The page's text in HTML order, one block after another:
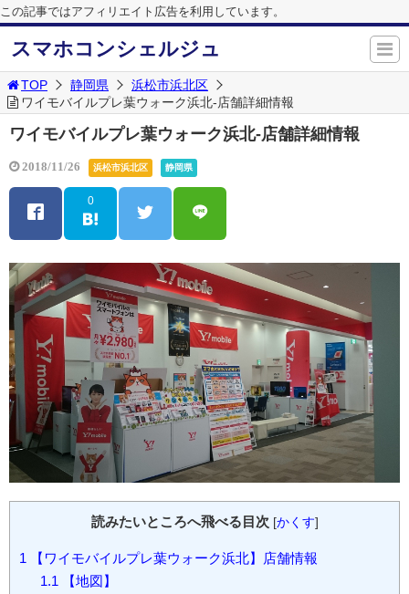
この記事ではアフィリエイト広告を利用しています。
スマホコンシェルジュ
TOP 静岡県
浜松市浜北区
ワイモバイルプレ葉ウォーク浜北-店舗詳細情報
ワイモバイルプレ葉ウォーク浜北-店舗詳細情報
2018/11/26 浜松市浜北区 静岡県
0
読みたいところへ飛べる目次 [かくす]
1 【ワイモバイルプレ葉ウォーク浜北】店舗情報
1.1 【地図】